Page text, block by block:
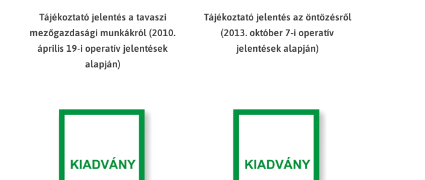
Tájékoztató jelentés a tavaszi
mezőgazdasági munkákról (2010.
április 19-i operatív jelentések
alapján)
Tájékoztató jelentés az öntözésről
(2013. október 7-i operatív
jelentések alapján)